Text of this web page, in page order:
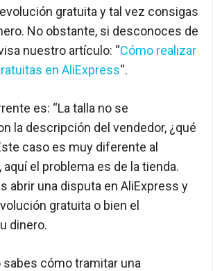
gratuita y tal vez consigas
No obstante, si desconoces de
nuestro artículo: “Cómo realizar
en AliExpress“.
es: “La talla no se
la descripción del vendedor, ¿qué
caso es muy diferente al
aquí el problema es de la tienda.
abrir una disputa en AliExpress y
gratuita o bien el
dinero.
sabes cómo tramitar una